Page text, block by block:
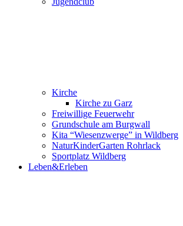
Kirche
Kirche zu Garz
Freiwillige Feuerwehr
Grundschule am Burgwall
Kita “Wiesenzwerge” in Wildberg
NaturKinderGarten Rohrlack
Sportplatz Wildberg
Leben&Erleben